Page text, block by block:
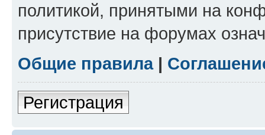
политикой, принятыми на
присутствие на форумах
Общие правила|
Регистрация